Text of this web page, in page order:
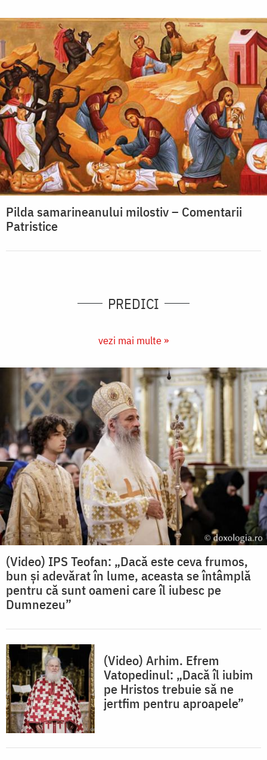
Pilda samarineanului milostiv – Comentarii
Patristice
PREDICI
vezi mai multe »
(Video) IPS Teofan: „Dacă este ceva frumos,
bun și adevărat în lume, aceasta se întâmplă
pentru că sunt oameni care îl iubesc pe
Dumnezeu”
(Video) Arhim. Efrem
Vatopedinul: „Dacă îl iubim
pe Hristos trebuie să ne
jertfim pentru aproapele”